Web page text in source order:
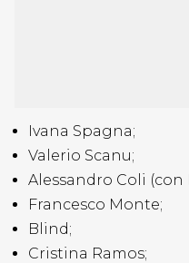
Ivana Spagna;
Valerio Scanu;
Alessandro Coli (con
Francesco Monte;
Blind;
Cristina Ramos;